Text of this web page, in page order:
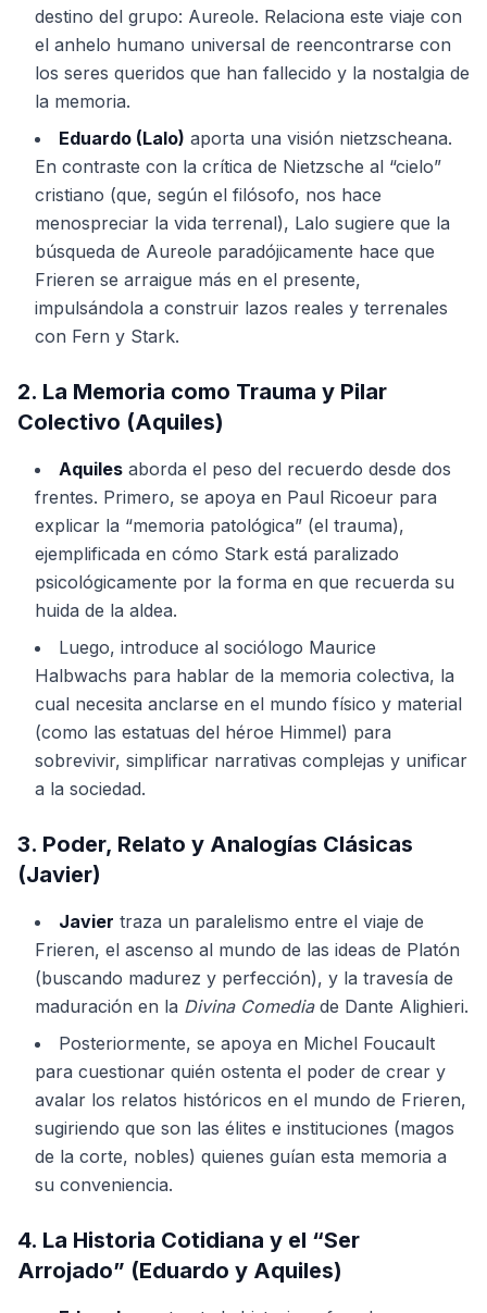
destino del grupo: Aureole. Relaciona este viaje con
el anhelo humano universal de reencontrarse con
los seres queridos que han fallecido y la nostalgia de
la memoria.
Eduardo (Lalo) aporta una visión nietzscheana.
En contraste con la crítica de Nietzsche al “cielo”
cristiano (que, según el filósofo, nos hace
menospreciar la vida terrenal), Lalo sugiere que la
búsqueda de Aureole paradójicamente hace que
Frieren se arraigue más en el presente,
impulsándola a construir lazos reales y terrenales
con Fern y Stark.
2. La Memoria como Trauma y Pilar
Colectivo (Aquiles)
Aquiles aborda el peso del recuerdo desde dos
frentes. Primero, se apoya en Paul Ricoeur para
explicar la “memoria patológica” (el trauma),
ejemplificada en cómo Stark está paralizado
psicológicamente por la forma en que recuerda su
huida de la aldea.
Luego, introduce al sociólogo Maurice
Halbwachs para hablar de la memoria colectiva, la
cual necesita anclarse en el mundo físico y material
(como las estatuas del héroe Himmel) para
sobrevivir, simplificar narrativas complejas y unificar
a la sociedad.
3. Poder, Relato y Analogías Clásicas
(Javier)
Javier traza un paralelismo entre el viaje de
Frieren, el ascenso al mundo de las ideas de Platón
(buscando madurez y perfección), y la travesía de
maduración en la Divina Comediade Dante Alighieri.
Posteriormente, se apoya en Michel Foucault
para cuestionar quién ostenta el poder de crear y
avalar los relatos históricos en el mundo de Frieren,
sugiriendo que son las élites e instituciones (magos
de la corte, nobles) quienes guían esta memoria a
su conveniencia.
4. La Historia Cotidiana y el “Ser
Arrojado” (Eduardo y Aquiles)